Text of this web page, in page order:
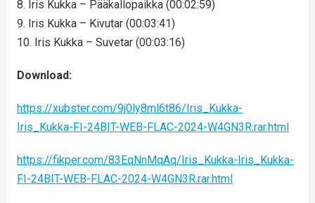
8. Iris Kukka – Pääkallopaikka (00:02:59)
9. Iris Kukka – Kivutar (00:03:41)
10. Iris Kukka – Suvetar (00:03:16)
Download:
https://xubster.com/9j0ly8ml6t86/Iris_Kukka-
Iris_Kukka-FI-24BIT-WEB-FLAC-2024-W4GN3R.rar.html
https://fikper.com/83EqNnMqAq/Iris_Kukka-Iris_Kukka-
FI-24BIT-WEB-FLAC-2024-W4GN3R.rar.html